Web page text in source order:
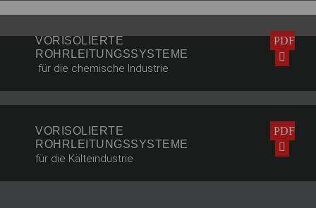
VORISOLIERTE
ROHRLEITUNGSSYSTEME
für die chemische Industrie
PDF
VORISOLIERTE
ROHRLEITUNGSSYSTEME
für die Kälteindustrie
PDF